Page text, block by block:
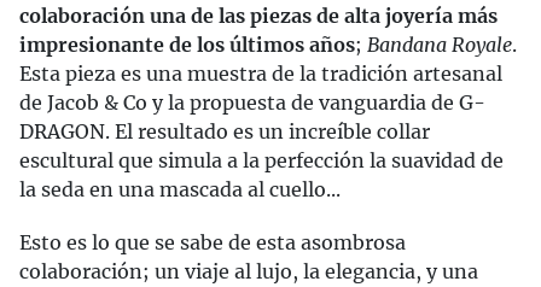
colaboración una de las piezas de alta joyería más
impresionante de los últimos años; Bandana Royale.
Esta pieza es una muestra de la tradición artesanal
de Jacob & Co y la propuesta de vanguardia de G-
DRAGON. El resultado es un increíble collar
escultural que simula a la perfección la suavidad de
la seda en una mascada al cuello...
Esto es lo que se sabe de esta asombrosa
colaboración; un viaje al lujo, la elegancia, y una